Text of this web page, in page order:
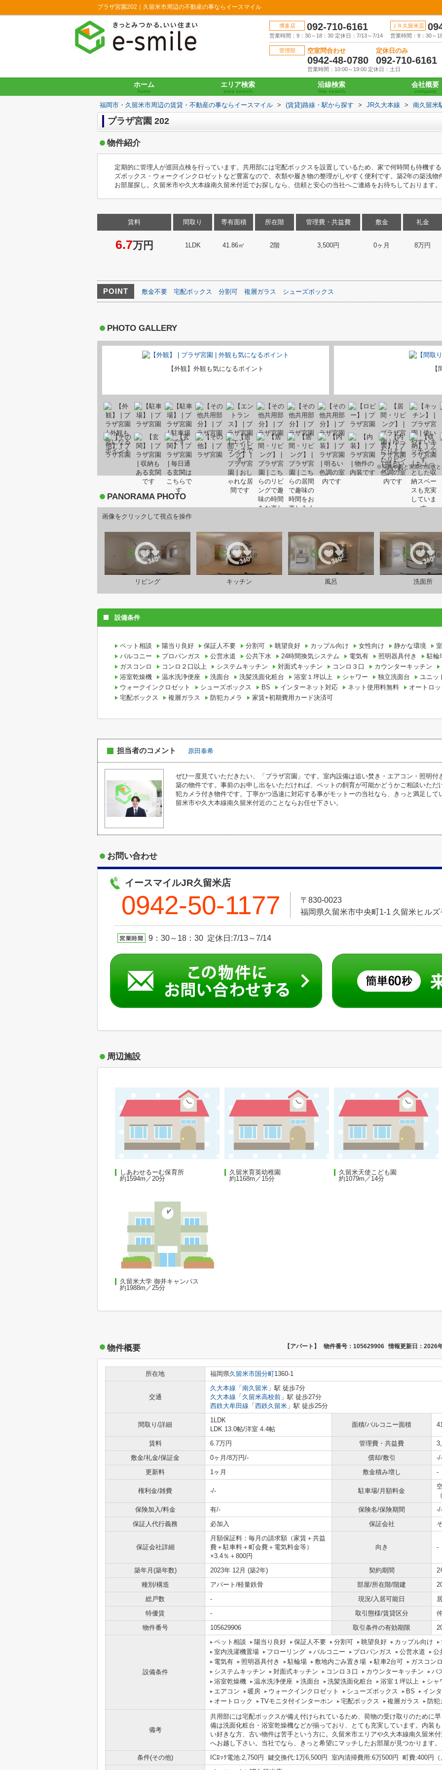
プラザ宮園202｜久留米市周辺の不動産の事ならイースマイル
博多店 092-710-6161
営業時間：9：30～18：30 定休日：7/13～7/14
ＪＲ久留米店
営業時間：9：30～
管理部 空室問合わせ
0942-48-0780
定休日のみ
092-710-6161
営業時間：10:00～19:00 定休日：土日
ホーム
home
エリア検索
area search
沿線検索
line search
会社概要
company
福岡市・久留米市周辺の賃貸・不動産の事ならイースマイル > (賃貸)路線・駅から探す > JR久大本線 > 南久留米
プラザ宮園 202
物件紹介
定期的に管理人が巡回点検を行っています。共用部には宅配ボックスを設置しているため、家で何時間も待機す
ズボックス・ウォークインクロゼットなど豊富なので、衣類や履き物の整理がしやすく便利です。築2年の築浅
お部屋探し。久留米市や久大本線南久留米付近でお探しなら、信頼と安心の当社へご連絡をお待ちしております。
賃料
6.7万円
間取り
1LDK
専有面積
41.86㎡
所在階
2階
管理費・共益費
3,500円
敷金
0ヶ月
礼金
8万円
POINT 敷金不要 宅配ボックス 分割可 複層ガラス シューズボックス
PHOTO GALLERY
【外観】外観も気になるポイント 【
※写真や図と実際の現状
PANORAMA PHOTO
画像をクリックして視点を操作
リビング キッチン 風呂 洗面所
設備条件
ペット相談 陽当り良好 保証人不要 分割可 眺望良好 カップル向け 女性向け 静かな環境
バルコニー
プロパンガス 公営水道 公共下水 24時間換気システム 電気有 照明器具付き
駐輪
ガスコンロ
コンロ２口以上 システムキッチン 対面式キッチン コンロ３口
カウンターキッチン
浴室乾燥機
温水洗浄便座 洗面台 洗髪洗面化粧台 浴室１坪以上 シャワー 独立洗面台
ユニッ
ウォークインクロゼット
シューズボックス BS インターネット対応 ネット使用料無料
オートロ
宅配ボックス
複層ガラス 防犯カメラ 家賃+初期費用カード決済可
担当者のコメント 原田泰希
ぜひ一度見ていただきたい、「プラザ宮園」です。室内設備は追い焚き・エアコン・照明付
築の物件です。事前のお申し出をいただければ、ペットの飼育が可能かどうかご相談いた
犯カメラ付き物件です。丁寧かつ迅速に対応する事がモットーの当社なら、きっと満足し
留米市や久大本線南久留米付近のことならお任せ下さい。
お問い合わせ
イースマイルJR久留米店
0942-50-1177
〒830-0023
福岡県久留米市中央町1-1 久留米ヒルズ
9：30～18：30 定休日:7/13～7/14
周辺施設
しあわせるーむ保育所
約1594m／20分
久留米育英幼稚園
約1168m／15分
久留米天使こども園
約1079m／14分
久留米大学 御井キャンパス
約1988m／25分
物件概要 【アパート】 物件番号：105629906 情報更新日：2026
所在地 福岡県久留米市国分町1360-1
交通
久大本線 「 南久留米 」駅 徒歩7分
久大本線 「 久留米高校前 」駅 徒歩27分
西鉄大牟田線 「 西鉄久留米 」駅 徒歩25分
間取り/詳細
1LDK
LDK 13.0帖/洋室 4.4帖
面積/バルコニー面積
賃料 6.7万円 管理費・共益費
敷金/礼金/保証金
0ヶ月/8万円/- 償却/敷引
-/-
更新料
1ヶ月 敷金積み増し -
権利金/雑費 -/- 駐車場/月額料金
保険加入/料金
有/- 保険名/保険期間
-/-
保証人代行義務
必加入 保証会社
保証会社詳細
月額保証料：毎月の請求額（家賃＋共益
費＋駐車料＋町会費＋電気料金等）
×3.4％＋800円
向き -
築年月(築年数) 2023年 12月 (築2年) 契約期間
2
種別/構造
アパート/軽量鉄骨 部屋/所在階/階建
総戸数
- 現況/入居可能日
特優賃
- 取引態様/賃貸区分
物件番号
105629906 取引条件の有効期限
設備条件
ペット相談 陽当り良好 保証人不要 分割可 眺望良好 カップル向け
室内洗濯機置場
フローリング バルコニー プロパンガス 公営水道
公
電気有
照明器具付き 駐輪場 敷地内ごみ置き場 駐車2台可
ガスコン
システムキッチン
対面式キッチン コンロ３口 カウンターキッチン
バ
浴室乾燥機
温水洗浄便座 洗面台 洗髪洗面化粧台 浴室１坪以上
シャ
エアコン
暖房 ウォークインクロゼット シューズボックス BS
イン
オートロック
TVモニタ付インターホン 宅配ボックス 複層ガラス 防犯
備考
共用部には宅配ボックスが備え付けられているため、荷物の受け取りのために
備は洗面化粧台・浴室乾燥機などが揃っており、とても充実しています。内装
い好きな方、古い物件は苦手という方に。久留米市エリアや久大本線南久留米
へお越し下さい。当社でなら、きっと希望にマッチしたお部屋が見つかります。
条件(その他)
ICﾛｯｸ電池:2,750円 鍵交換代:1万6,500円 室内清掃費用:6万500円 町費:400円（